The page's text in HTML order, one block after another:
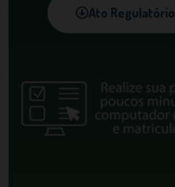
Ato Regulatório